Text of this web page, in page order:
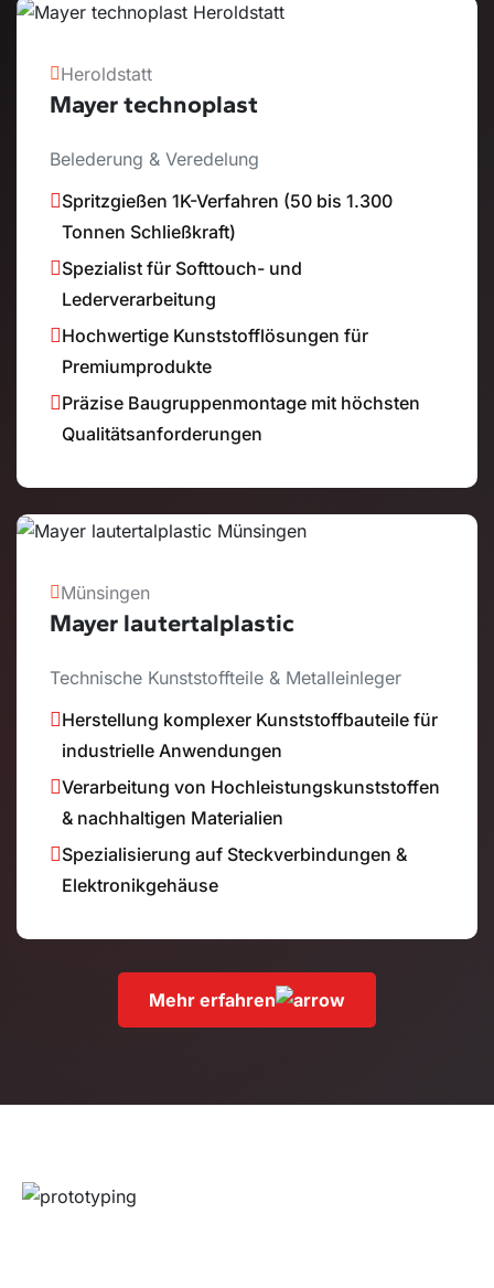
Heroldstatt
Mayer technoplast
Belederung & Veredelung
Spritzgießen 1K-Verfahren (50 bis 1.300
Tonnen Schließkraft)
Spezialist für Softtouch- und
Lederverarbeitung
Hochwertige Kunststofflösungen für
Premiumprodukte
Präzise Baugruppenmontage mit höchsten
Qualitätsanforderungen
Münsingen
Mayer lautertalplastic
Technische Kunststoffteile & Metalleinleger
Herstellung komplexer Kunststoffbauteile für
industrielle Anwendungen
Verarbeitung von Hochleistungskunststoffen
& nachhaltigen Materialien
Spezialisierung auf Steckverbindungen &
Elektronikgehäuse
Mehr erfahren